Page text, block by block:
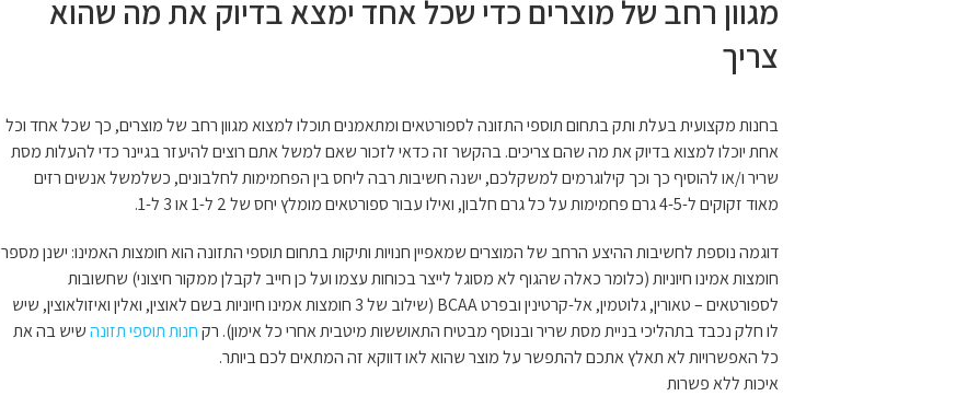
מגוון רחב של מוצרים כדי שכל אחד ימצא בדיוק את מה שהוא
צריך
בחנות מקצועית בעלת ותק בתחום תוספי התזונה לספורטאים ומתאמנים תוכלו למצוא מגוון רחב של מוצרים, כך שכל אחד וכל
אחת יוכלו למצוא בדיוק את מה שהם צריכים. בהקשר זה כדאי לזכור שאם למשל אתם רוצים להיעזר בגיינר כדי להעלות מסת
שריר ו/או להוסיף כך וכך קילוגרמים למשקלכם, ישנה חשיבות רבה ליחס בין הפחמימות לחלבונים, כשלמשל אנשים רזים
מאוד זקוקים ל-4-5 גרם פחמימות על כל גרם חלבון, ואילו עבור ספורטאים מומלץ יחס של 2 ל-1 או 3 ל-1.
דוגמה נוספת לחשיבות ההיצע הרחב של המוצרים שמאפיין חנויות ותיקות בתחום תוספי התזונה הוא חומצות האמינו: ישנן מספר
חומצות אמינו חיוניות (כלומר כאלה שהגוף לא מסוגל לייצר בכוחות עצמו ועל כן חייב לקבלן ממקור חיצוני) שחשובות
לספורטאים – טאורין, גלוטמין, אל-קרטינין ובפרט BCAA (שילוב של 3 חומצות אמינו חיוניות בשם לאוצין, ואלין ואיזולאוצין, שיש
לו חלק נכבד בתהליכי בניית מסת שריר ובנוסף מבטיח התאוששות מיטבית אחרי כל אימון). רקחנות תוספי תזונהשיש בה את
כל האפשרויות לא תאלץ אתכם להתפשר על מוצר שהוא לאו דווקא זה המתאים לכם ביותר.
איכות ללא פשרות